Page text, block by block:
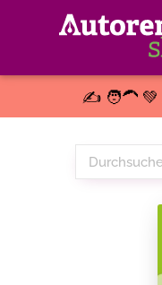
✍️ 🧑‍🦱 💚
Durchsuchen
Sie